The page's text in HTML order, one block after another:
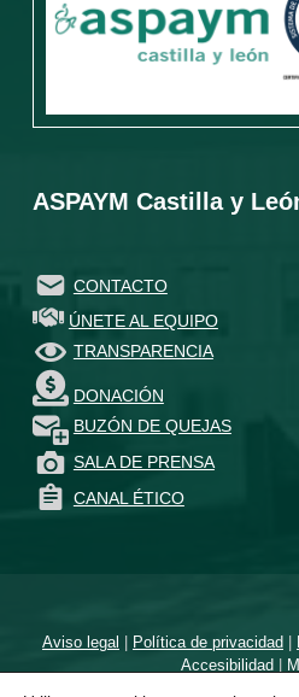
ASPAYM Castilla y
CONTACTO
ÚNETE AL EQUIPO
TRANSPARENCIA
DONACIÓN
BUZÓN DE QUEJAS
SALA DE PRENSA
CANAL ÉTICO
Aviso legal | Política de privacidad|
Accesibilidad |